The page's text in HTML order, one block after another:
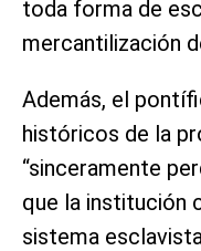
toda forma de
mercantilización
Además, el
históricos de la
“sinceramente
que la institución
sistema